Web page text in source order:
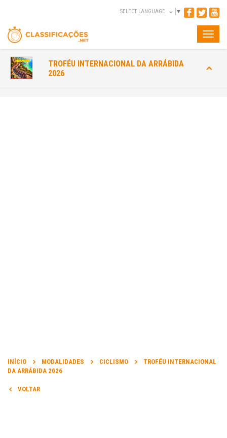
Toggle
SELECT LANGUAGE ▼
TROFÉU INTERNACIONAL DA ARRÁBIDA
2026
INFORMAÇÃO
INÍCIO MODALIDADES CICLISMO
TROFÉU INTERNACIONAL
DA ARRÁBIDA 2026
VOLTAR